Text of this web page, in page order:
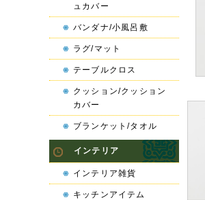
ュカバー
バンダナ/小風呂敷
ラグ/マット
テーブルクロス
クッション/クッション
カバー
ブランケット/タオル
インテリア
インテリア雑貨
キッチンアイテム